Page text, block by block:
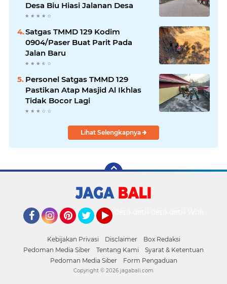
Desa Biu Hiasi Jalanan Desa
Satgas TMMD 129 Kodim
0904/Paser Buat Parit Pada
Jalan Baru
Personel Satgas TMMD 129
Pastikan Atap Masjid Al Ikhlas
Tidak Bocor Lagi
Lihat Selengkapnya
Kebijakan Privasi Disclaimer
Box Redaksi
Pedoman Media Siber
Tentang Kami
Syarat & Ketentuan
Pedoman Media Siber
Form Pengaduan
Copyright © 2026 jagabali.com